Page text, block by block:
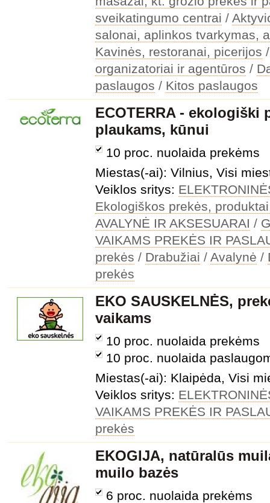
sveikatingumo centrai /
salonai, aplinkos tvarkymas,
Kavinės, restoranai, picerijos
organizatoriai ir agentūros /
paslaugos / Kitos paslaugos
ECOTERRA - ekologiški
plaukams, kūnui
10 proc. nuolaida prekėms
Miestas(-ai): Vilnius, Visi
Veiklos sritys:
Ekologiškos prekės,
AVALYNĖ IR AKSESUARAI /
VAIKAMS PREKĖS IR
prekės / Drabužiai / Avalynė /
prekės
EKO SAUSKELNĖS,
vaikams
10 proc. nuolaida prekėms
10 proc. nuolaida
Miestas(-ai): Klaipėda, Visi
Veiklos sritys:
VAIKAMS PREKĖS IR
prekės
EKOGIJA, natūralūs
muilo bazės
6 proc. nuolaida prekėms